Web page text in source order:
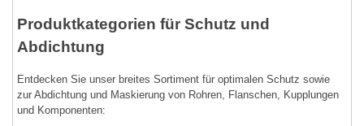
Produktkategorien für Schutz und
Abdichtung
Entdecken Sie unser breites Sortiment für optimalen Schutz sowie
zur Abdichtung und Maskierung von Rohren, Flanschen, Kupplungen
und Komponenten: